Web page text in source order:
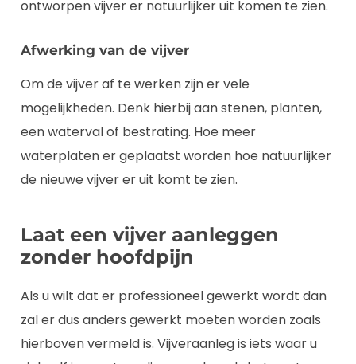
ontworpen vijver er natuurlijker uit komen te zien.
Afwerking van de vijver
Om de vijver af te werken zijn er vele
mogelijkheden. Denk hierbij aan stenen, planten,
een waterval of bestrating. Hoe meer
waterplaten er geplaatst worden hoe natuurlijker
de nieuwe vijver er uit komt te zien.
Laat een vijver aanleggen
zonder hoofdpijn
Als u wilt dat er professioneel gewerkt wordt dan
zal er dus anders gewerkt moeten worden zoals
hierboven vermeld is. Vijveraanleg is iets waar u